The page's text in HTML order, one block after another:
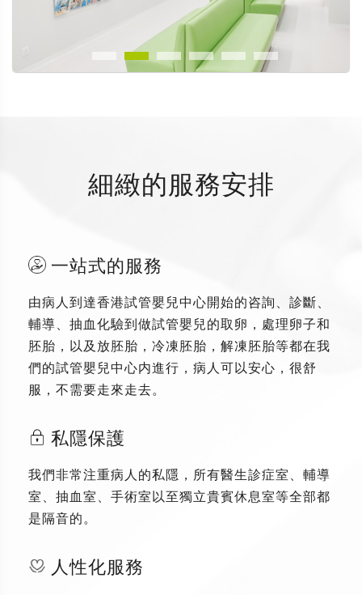
細緻的服務安排
一站式的服務
由病人到達香港試管嬰兒中心開始的咨詢、診斷、
輔導、抽血化驗到做試管嬰兒的取卵，處理卵子和
胚胎，以及放胚胎，冷凍胚胎，解凍胚胎等都在我
們的試管嬰兒中心内進行，病人可以安心，很舒
服，不需要走來走去。
私隱保護
我們非常注重病人的私隱，所有醫生診症室、輔導
室、抽血室、手術室以至獨立貴賓休息室等全部都
是隔音的。
人性化服務